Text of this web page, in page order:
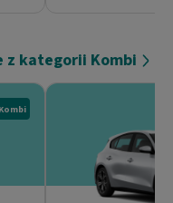
z kategorii Kombi
Kombi